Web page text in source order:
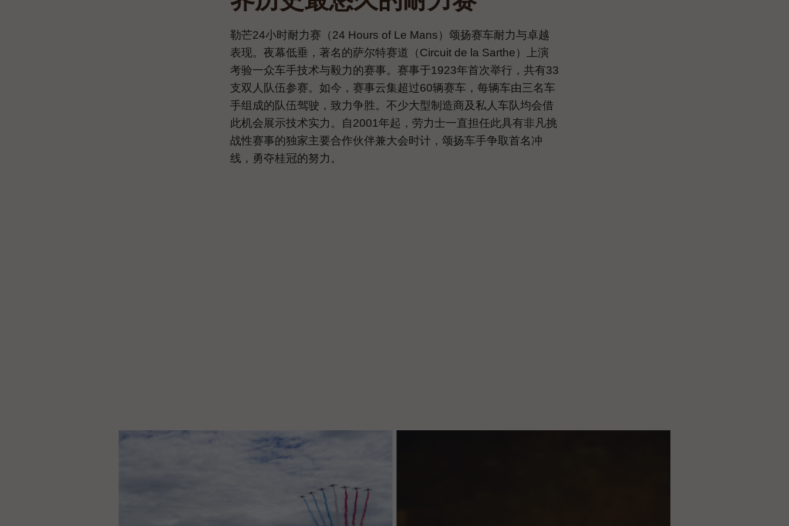
勒芒24小时耐力赛（24 Hours of Le Mans）颂扬赛车耐力与卓越
表现。夜幕低垂，著名的萨尔特赛道（Circuit de la Sarthe）上演
考验一众车手技术与毅力的赛事。赛事于1923年首次举行，共有33
支双人队伍参赛。如今，赛事云集超过60辆赛车，每辆车由三名车
手组成的队伍驾驶，致力争胜。不少大型制造商及私人车队均会借
此机会展示技术实力。自2001年起，劳力士一直担任此具有非凡挑
战性赛事的独家主要合作伙伴兼大会时计，颂扬车手争取首名冲
线，勇夺桂冠的努力。